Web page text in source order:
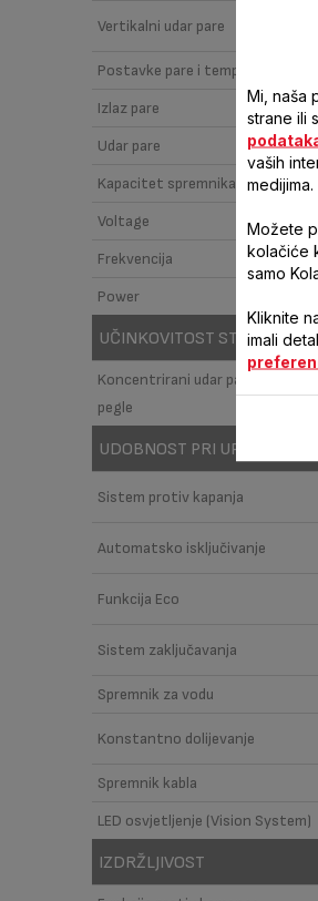
Vertikalni udar pare
Postavke pare i temperature
Izlaz pare
Udar pare
Kapacitet spremnika vode
Voltage
Frekvencija
Power
UČINKOVITOST STOPALA
Koncentrirani udar pare u vrhu
pegle
UDOBNOST PRI UPOTREBI
Sistem protiv kapanja
Automatsko isključivanje
Funkcija Eco
Sistem zaključavanja
Spremnik za vodu
Konstantno dolijevanje
Spremnik kabla
LED osvjetljenje (Vision System)
IZDRŽLJIVOST
Mi, naša
strane ili
vaših
medijima.
Možete
kolačiće
samo
Kliknite
imali